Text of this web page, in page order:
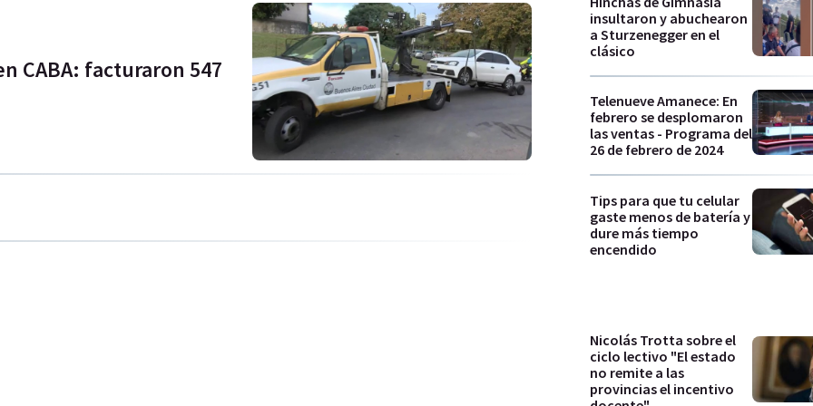
CABA: facturaron 547
insultaron y abuchearon
a Sturzenegger en el
clásico
Telenueve Amanece: En
febrero se desplomaron
las ventas - Programa del
26 de febrero de 2024
Tips para que tu celular
gaste menos de batería y
dure más tiempo
encendido
Nicolás Trotta sobre el
ciclo lectivo "El estado
no remite a las
provincias el incentivo